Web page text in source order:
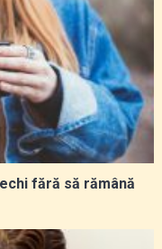
fără să rămână